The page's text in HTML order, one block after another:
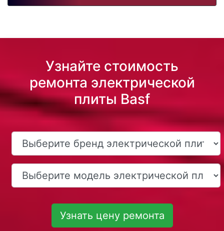
Узнайте стоимость
ремонта электрической
плиты Basf
Узнать цену ремонта